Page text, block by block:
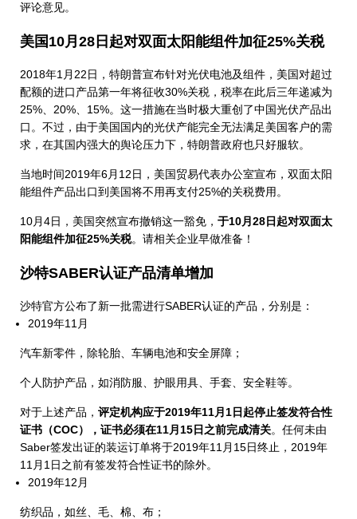
评论意见。
美国10月28日起对双面太阳能组件加征25%关税
2018年1月22日，特朗普宣布针对光伏电池及组件，美国对超过
配额的进口产品第一年将征收30%关税，税率在此后三年递减为
25%、20%、15%。这一措施在当时极大重创了中国光伏产品出
口。不过，由于美国国内的光伏产能完全无法满足美国客户的需
求，在其国内强大的舆论压力下，特朗普政府也只好服软。
当地时间2019年6月12日，美国贸易代表办公室宣布，双面太阳
能组件产品出口到美国将不用再支付25%的关税费用。
10月4日，美国突然宣布撤销这一豁免， 于10月28日起对双面太
阳能组件加征25%关税。请相关企业早做准备！
沙特SABER认证产品清单增加
沙特官方公布了新一批需进行SABER认证的产品，分别是：
2019年11月
汽车新零件，除轮胎、车辆电池和安全屏障；
个人防护产品，如消防服、护眼用具、手套、安全鞋等。
对于上述产品， 评定机构应于2019年11月1日起停止签发符合性
证书（COC），证书必须在11月15日之前完成清关。任何未由
Saber签发出证的装运订单将于2019年11月15日终止，2019年
11月1日之前有签发符合性证书的除外。
2019年12月
纺织品，如丝、毛、棉、布；